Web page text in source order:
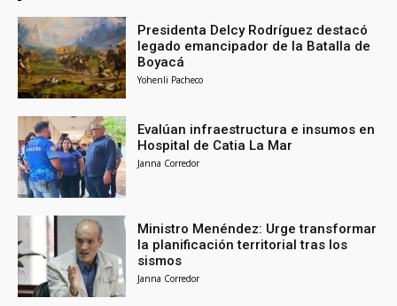
Presidenta Delcy Rodríguez destacó
legado emancipador de la Batalla de
Boyacá
Yohenli Pacheco
Evalúan infraestructura e insumos en
Hospital de Catia La Mar
Janna Corredor
Ministro Menéndez: Urge transformar
la planificación territorial tras los
sismos
Janna Corredor